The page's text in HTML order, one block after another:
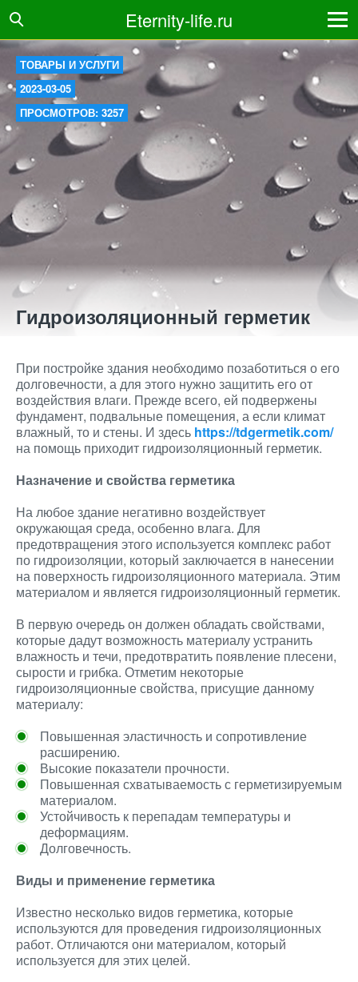
Eternity-life.ru
ТОВАРЫ И УСЛУГИ
2023-03-05
ПРОСМОТРОВ: 3257
Гидроизоляционный герметик
При постройке здания необходимо позаботиться о его
долговечности, а для этого нужно защитить его от
воздействия влаги. Прежде всего, ей подвержены
фундамент, подвальные помещения, а если климат
влажный, то и стены. И здесь https://tdgermetik.com/
на помощь приходит гидроизоляционный герметик.
Назначение и свойства герметика
На любое здание негативно воздействует
окружающая среда, особенно влага. Для
предотвращения этого используется комплекс работ
по гидроизоляции, который заключается в нанесении
на поверхность гидроизоляционного материала. Этим
материалом и является гидроизоляционный герметик.
В первую очередь он должен обладать свойствами,
которые дадут возможность материалу устранить
влажность и течи, предотвратить появление плесени,
сырости и грибка. Отметим некоторые
гидроизоляционные свойства, присущие данному
материалу:
Повышенная эластичность и сопротивление
расширению.
Высокие показатели прочности.
Повышенная схватываемость с герметизируемым
материалом.
Устойчивость к перепадам температуры и
деформациям.
Долговечность.
Виды и применение герметика
Известно несколько видов герметика, которые
используются для проведения гидроизоляционных
работ. Отличаются они материалом, который
используется для этих целей.